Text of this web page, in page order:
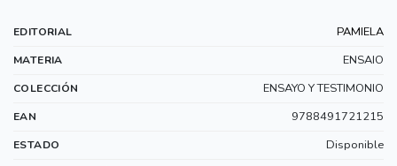
EDITORIAL PAMIELA
MATERIA ENSAIO
COLECCIÓN ENSAYO Y TESTIMONIO
EAN 9788491721215
ESTADO Disponible